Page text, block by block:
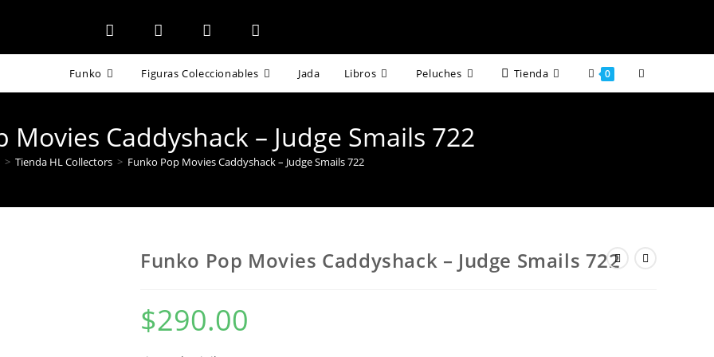
Funko Figuras Coleccionables Jada Libros Peluches Tienda 0 Alternar
Movies Caddyshack – Judge Smails 722
> Tienda HL Collectors > Funko Pop Movies Caddyshack – Judge Smails 722
Funko Pop Movies Caddyshack – Judge Smails 722
$290.00